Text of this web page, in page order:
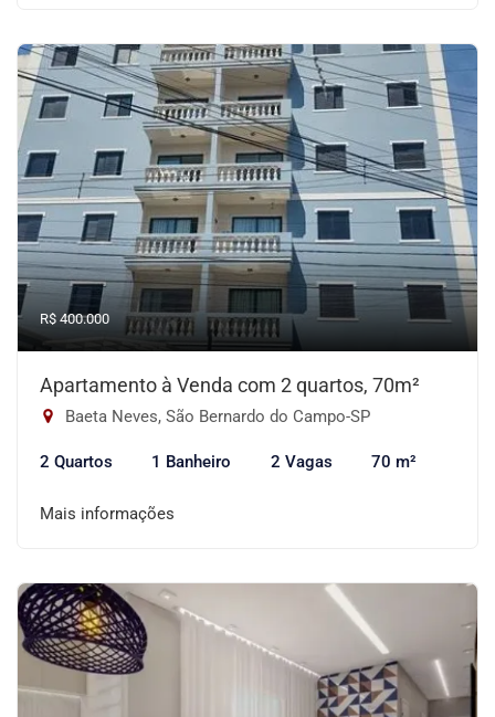
R$ 400.000
Apartamento à Venda com 2 quartos, 70m²
Baeta Neves, São Bernardo do Campo-SP
2 Quartos 1 Banheiro 2 Vagas 70 m²
Mais informações